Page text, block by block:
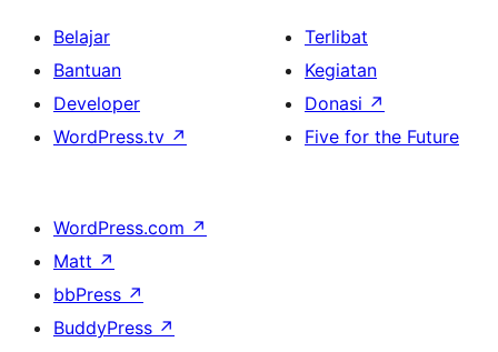
Belajar
Bantuan
Developer
WordPress.tv ↗
Terlibat
Kegiatan
Donasi ↗
Five for the Future
WordPress.com ↗
Matt ↗
bbPress ↗
BuddyPress ↗